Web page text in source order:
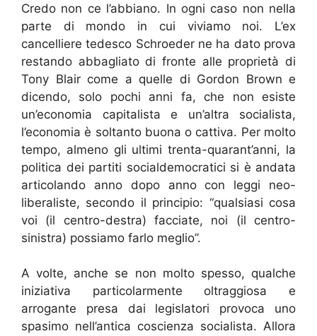
Credo non ce l’abbiano. In ogni caso non nella
parte di mondo in cui viviamo noi. L’ex
cancelliere tedesco Schroeder ne ha dato prova
restando abbagliato di fronte alle proprietà di
Tony Blair come a quelle di Gordon Brown e
dicendo, solo pochi anni fa, che non esiste
un’economia capitalista e un’altra socialista,
l’economia è soltanto buona o cattiva. Per molto
tempo, almeno gli ultimi trenta-quarant’anni, la
politica dei partiti socialdemocratici si è andata
articolando anno dopo anno con leggi neo-
liberaliste, secondo il principio: “qualsiasi cosa
voi (il centro-destra) facciate, noi (il centro-
sinistra) possiamo farlo meglio”.
A volte, anche se non molto spesso, qualche
iniziativa particolarmente oltraggiosa e
arrogante presa dai legislatori provoca uno
spasimo nell’antica coscienza socialista. Allora